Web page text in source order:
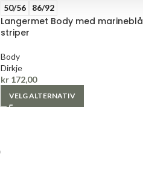
50/56 86/92
Langermet Body med marineblå
striper
Body
Dirkje
kr 172,00
VELG ALTERNATIV